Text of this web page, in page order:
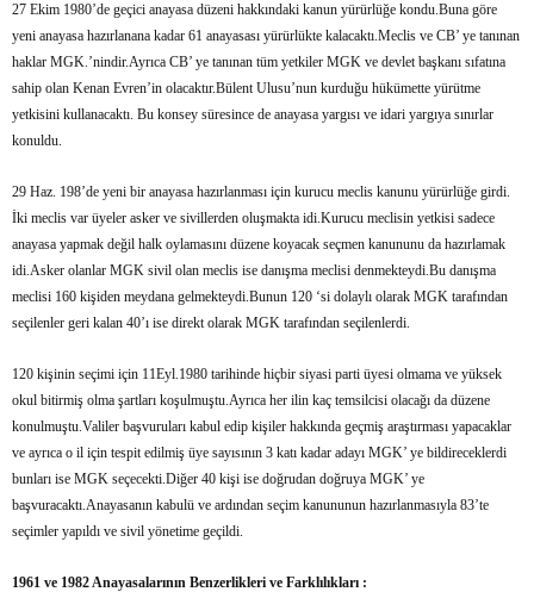
27 Ekim 1980’de geçici anayasa düzeni hakkındaki kanun yürürlüğe kondu.Buna göre
yeni anayasa hazırlanana kadar 61 anayasası yürürlükte kalacaktı.Meclis ve CB’ ye tanınan
haklar MGK.’nindir.Ayrıca CB’ ye tanınan tüm yetkiler MGK ve devlet başkanı sıfatına
sahip olan Kenan Evren’in olacaktır.Bülent Ulusu’nun kurduğu hükümette yürütme
yetkisini kullanacaktı. Bu konsey süresince de anayasa yargısı ve idari yargıya sınırlar
konuldu.
29 Haz. 198’de yeni bir anayasa hazırlanması için kurucu meclis kanunu yürürlüğe girdi.
İki meclis var üyeler asker ve sivillerden oluşmakta idi.Kurucu meclisin yetkisi sadece
anayasa yapmak değil halk oylamasını düzene koyacak seçmen kanununu da hazırlamak
idi.Asker olanlar MGK sivil olan meclis ise danışma meclisi denmekteydi.Bu danışma
meclisi 160 kişiden meydana gelmekteydi.Bunun 120 ‘si dolaylı olarak MGK tarafından
seçilenler geri kalan 40’ı ise direkt olarak MGK tarafından seçilenlerdi.
120 kişinin seçimi için 11Eyl.1980 tarihinde hiçbir siyasi parti üyesi olmama ve yüksek
okul bitirmiş olma şartları koşulmuştu.Ayrıca her ilin kaç temsilcisi olacağı da düzene
konulmuştu.Valiler başvuruları kabul edip kişiler hakkında geçmiş araştırması yapacaklar
ve ayrıca o il için tespit edilmiş üye sayısının 3 katı kadar adayı MGK’ ye bildireceklerdi
bunları ise MGK seçecekti.Diğer 40 kişi ise doğrudan doğruya MGK’ ye
başvuracaktı.Anayasanın kabulü ve ardından seçim kanununun hazırlanmasıyla 83’te
seçimler yapıldı ve sivil yönetime geçildi.
1961 ve 1982 Anayasalarının Benzerlikleri ve Farklılıkları :